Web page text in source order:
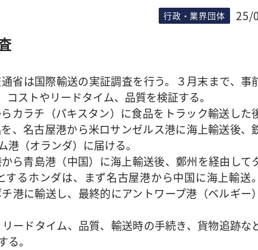
行政・業界団体 25/
省は国際輸送の実証調査を行う。３月末まで、事
ストやリードタイム、品質を検証する。
カラチ（パキスタン）に食品をトラック輸送した
、名古屋港から米ロサンゼルス港に海上輸送後、
（オランダ）に届ける。
ら青島港（中国）に海上輸送後、鄭州を経由して
るホンダは、まず名古屋港から中国に海上輸送
港に輸送し、最終的にアントワープ港（ベルギー
ードタイム、品質、輸送時の手続き、貨物追跡な
。